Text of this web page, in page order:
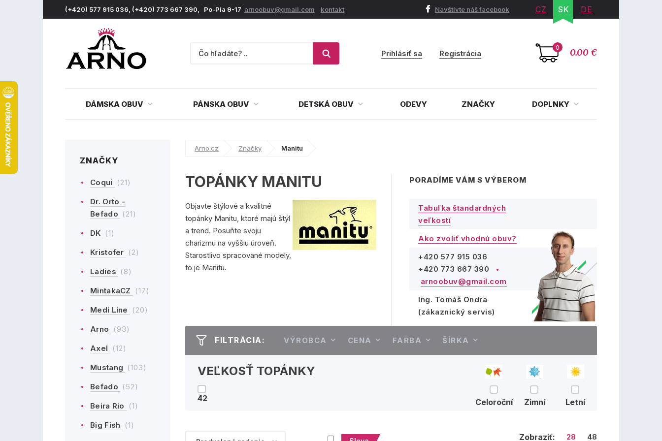
(+420) 577 915 036, (+420) 773 667 390, Po-Pia 9-17 arnoobuv@gmail.com kontakt Navštívte náš facebook CZ SK DE
0 0.00 €
Prihlásiť sa Registrácia
DÁMSKA OBUV PÁNSKA OBUV DETSKÁ OBUV ODEVY ZNAČKY DOPLNKY
ZNAČKY
Coqui (21)
Dr. Orto -
Befado (21)
DK (1)
Kristofer (2)
Ladies (8)
MintakaCZ (17)
Medi Line (20)
Arno (93)
Axel (12)
Mustang (103)
Befado (52)
Beira Rio (1)
Big Fish (1)
Arno.cz Značky Manitu
TOPÁNKY MANITU
Objavte štýlové a kvalitné
topánky Manitu, ktoré majú štýl
a trend. Posuňte svoju
charizmu na vyššiu úroveň.
Starostlivo spracované modely,
to je Manitu.
PORADÍME VÁM S VÝBEROM
Tabuľka štandardných
veľkostí
Ako zvoliť vhodnú obuv?
+420 577 915 036
+420 773 667 390
arnoobuv@gmail.com
Ing. Tomáš Ondra
(zákaznický servis)
FILTRÁCIA: VÝROBCA CENA FARBA ŠÍRKA
VEĽKOSŤ TOPÁNKY
42 Celoroční Zimní Letní
Zobraziť: 28 48